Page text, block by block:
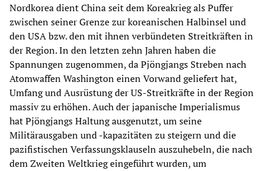
Nordkorea dient China seit dem Koreakrieg als Puffer
zwischen seiner Grenze zur koreanischen Halbinsel und
den USA bzw. den mit ihnen verbündeten Streitkräften in
der Region. In den letzten zehn Jahren haben die
Spannungen zugenommen, da Pjöngjangs Streben nach
Atomwaffen Washington einen Vorwand geliefert hat,
Umfang und Ausrüstung der US-Streitkräfte in der Region
massiv zu erhöhen. Auch der japanische Imperialismus
hat Pjöngjangs Haltung ausgenutzt, um seine
Militärausgaben und -kapazitäten zu steigern und die
pazifistischen Verfassungsklauseln auszuhebeln, die nach
dem Zweiten Weltkrieg eingeführt wurden, um